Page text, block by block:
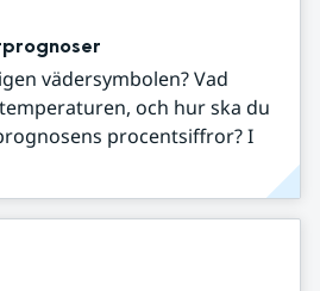
vädersymbolen? Vad
och hur ska du
procentsiffror? I